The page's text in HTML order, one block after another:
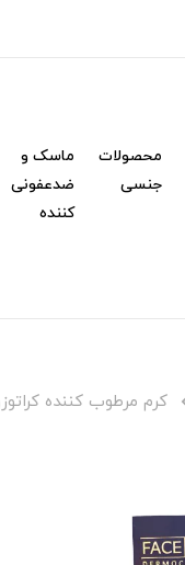
محصولات
جنسی
ماسک و
ضدعفونی
کننده
کرم مرطوب کننده